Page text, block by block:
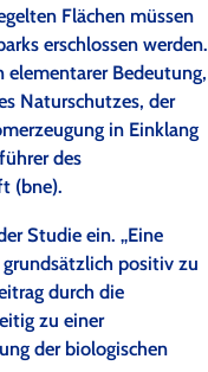
Flächen müssen
erschlossen werden.
Bedeutung,
Naturschutzes, der
in Einklang
des
(bne).
Studie ein. „Eine
positiv zu
durch die
zu einer
der biologischen